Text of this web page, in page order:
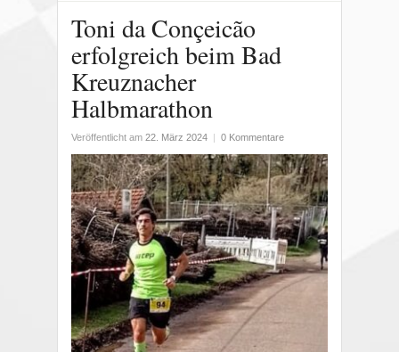
Toni da Conçeicão
erfolgreich beim Bad
Kreuznacher
Halbmarathon
Veröffentlicht am 22. März 2024 0 Kommentare